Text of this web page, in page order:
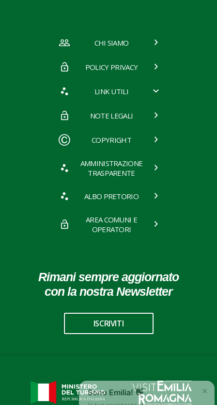
CHI SIAMO
POLICY PRIVACY
LINK UTILI
NOTE LEGALI
COPYRIGHT
AMMINISTRAZIONE
TRASPARENTE
ALBO PRETORIO
AREA COMUNI E
OPERATORI
Rimani sempre aggiornato
con la nostra Newsletter
ISCRIVITI
×
Sono Emilia! 👋
la tua assistente di viaggio, come